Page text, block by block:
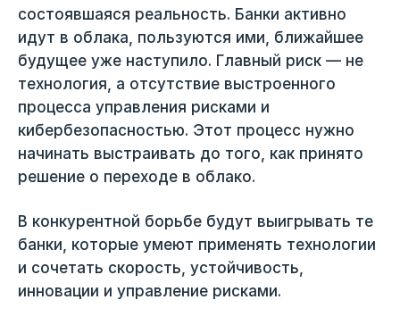
состоявшаяся реальность. Банки активно
идут в облака, пользуются ими, ближайшее
будущее уже наступило. Главный риск — не
технология, а отсутствие выстроенного
процесса управления рисками и
кибербезопасностью. Этот процесс нужно
начинать выстраивать до того, как принято
решение о переходе в облако.
В конкурентной борьбе будут выигрывать те
банки, которые умеют применять технологии
и сочетать скорость, устойчивость,
инновации и управление рисками.